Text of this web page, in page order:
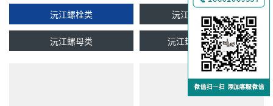
沅江螺栓类 沅江双头牙条类
沅江螺母类 沅江垫圈及挡圈类